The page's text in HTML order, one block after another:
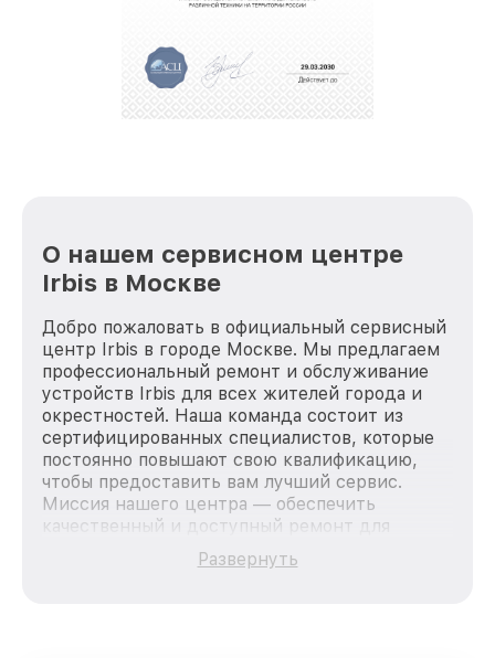
О нашем сервисном центре
Irbis в Москве
Добро пожаловать в официальный сервисный
центр Irbis в городе Москве. Мы предлагаем
профессиональный ремонт и обслуживание
устройств Irbis для всех жителей города и
окрестностей. Наша команда состоит из
сертифицированных специалистов, которые
постоянно повышают свою квалификацию,
чтобы предоставить вам лучший сервис.
Миссия нашего центра — обеспечить
качественный и доступный ремонт для
каждого пользователя продукции Irbis, вне
зависимости от сложности поломки. Мы
Развернуть